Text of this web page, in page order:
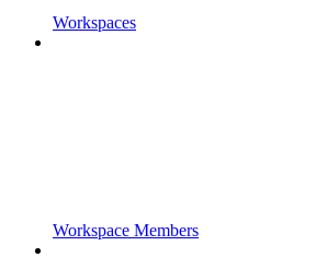
Workspaces
Workspace Members